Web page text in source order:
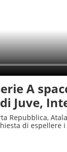
A
Juve,
Repubblica,
di espellere